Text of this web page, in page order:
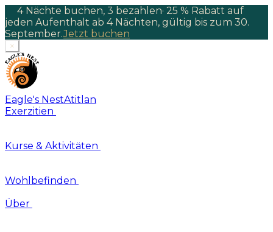
4 Nächte buchen, 3 bezahlen· 25 % Rabatt auf
jeden Aufenthalt ab 4 Nächten, gültig bis zum 30.
September.Jetzt buchen
×
Eagle's NestAtitlan
Exerzitien
Kurse & Aktivitäten
Wohlbefinden
Über